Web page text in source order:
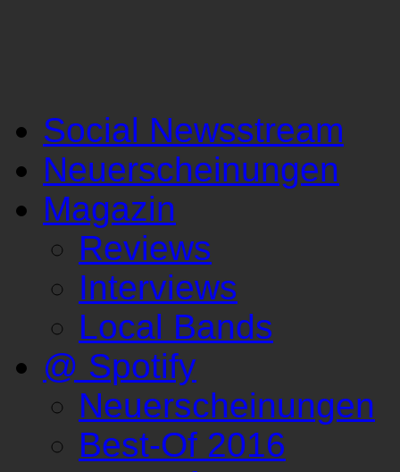
Social Newsstream
Neuerscheinungen
Magazin
Reviews
Interviews
Local Bands
@ Spotify
Neuerscheinungen
Best-Of 2016